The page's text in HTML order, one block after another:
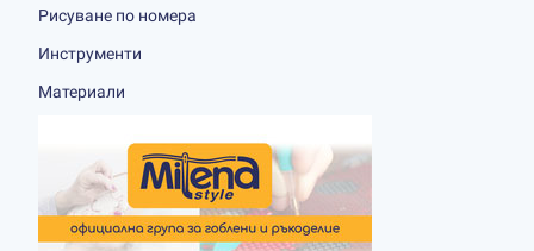
Рисуване по номера
Инструменти
Материали